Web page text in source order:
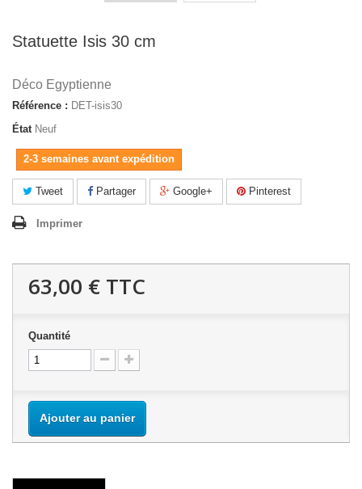
Statuette Isis 30 cm
Déco Egyptienne
Référence : DET-isis30
État Neuf
2-3 semaines avant expédition
Tweet Partager Google+ Pinterest
Imprimer
63,00 € TTC
Quantité
Ajouter au panier